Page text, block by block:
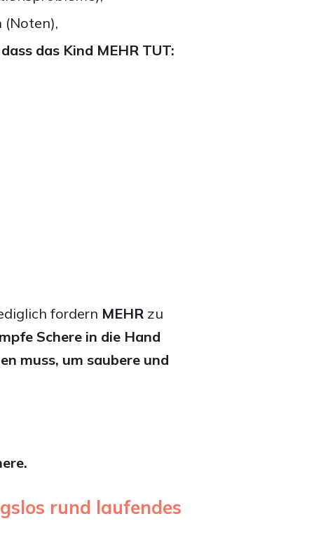
(Noten),
dass das Kind MEHR TUT:
fordern MEHR zu
Schere in die Hand
muss, um saubere und
rund laufendes